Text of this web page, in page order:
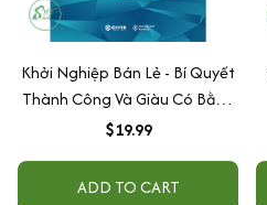
Khởi Nghiệp Bán Lẻ - Bí Quyết
Thành Công Và Giàu Có Bằng
Những Cửa Hàng Đông Khách
$19.99
ADD TO CART